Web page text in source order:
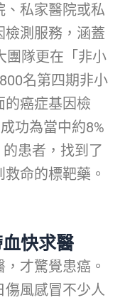
、私家醫院或私
檢測服務，涵蓋
團隊更在「非小
名第四期非小
的癌症基因檢
功為當中約8%
患者，找到了
命的標靶藥。
快求醫
才驚覺患癌。
傷風感冒不少人